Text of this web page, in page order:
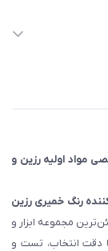
مرجع تخصصی مواد اولیه رزین و
رنگ خمیری رزین
مجموعه ابزار و
دقت انتخاب، تست و